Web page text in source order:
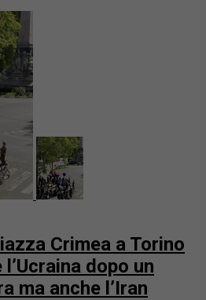
Crimea a Torino
dopo un
ma anche l’Iran